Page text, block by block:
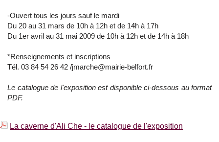
-Ouvert tous les jours sauf le mardi
Du 20 au 31 mars de 10h à 12h et de 14h à 17h
Du 1er avril au 31 mai 2009 de 10h à 12h et de 14h à 18h
*Renseignements et inscriptions
Tél. 03 84 54 26 42 /jmarche@mairie-belfort.fr
Le catalogue de l'exposition est disponible ci-dessous au format
PDF.
La caverne d'Ali Che - le catalogue de l'exposition